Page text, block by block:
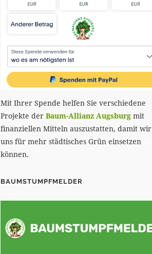
Mit Ihrer Spende helfen Sie verschiedene
Projekte derBaum-Allianz Augsburg mit
finanziellen Mitteln auszustatten, damit wir
uns für mehr städtisches Grün einsetzen
können.
BAUMSTUMPFMELDER